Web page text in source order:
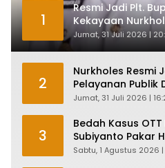
1
Resmi Jadi Plt.
Kekayaan
Jumat, 31 Juli 2026 |
2
Nurkholes Resmi
Pelayanan Publik
Jumat, 31 Juli 2026 |
3
Bedah Kasus
Subiyanto Pakar
Penyertaan KPK
Sabtu, 1 Agustus 2026 |